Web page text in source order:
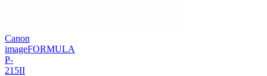
Canon
imageFORMULA
P-
215II